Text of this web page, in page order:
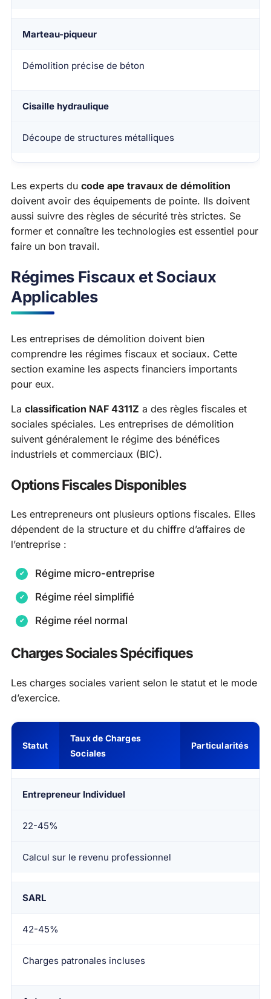
Marteau-piqueur
Démolition précise de béton
Cisaille hydraulique
Découpe de structures métalliques
Les experts du code ape travaux de démolition
doivent avoir des équipements de pointe. Ils doivent
aussi suivre des règles de sécurité très strictes. Se
former et connaître les technologies est essentiel pour
faire un bon travail.
Régimes Fiscaux et Sociaux
Applicables
Les entreprises de démolition doivent bien
comprendre les régimes fiscaux et sociaux. Cette
section examine les aspects financiers importants
pour eux.
La classification NAF 4311Z a des règles fiscales et
sociales spéciales. Les entreprises de démolition
suivent généralement le régime des bénéfices
industriels et commerciaux (BIC).
Options Fiscales Disponibles
Les entrepreneurs ont plusieurs options fiscales. Elles
dépendent de la structure et du chiffre d’affaires de
l’entreprise :
Régime micro-entreprise
Régime réel simplifié
Régime réel normal
Charges Sociales Spécifiques
Les charges sociales varient selon le statut et le mode
d’exercice.
Statut
Taux de Charges
Sociales
Particularités
Entrepreneur Individuel
22-45%
Calcul sur le revenu professionnel
SARL
42-45%
Charges patronales incluses